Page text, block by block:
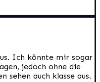
Ich könnte mir sogar
jedoch ohne die
sehen auch klasse aus.